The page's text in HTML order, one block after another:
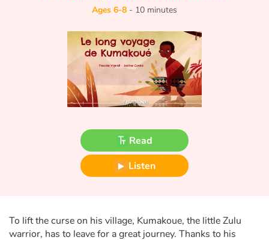
Fable, myth, literature and poetry
Ages 6-8 - 10 minutes
Read
Listen
To lift the curse on his village, Kumakoue, the little Zulu
warrior, has to leave for a great journey. Thanks to his